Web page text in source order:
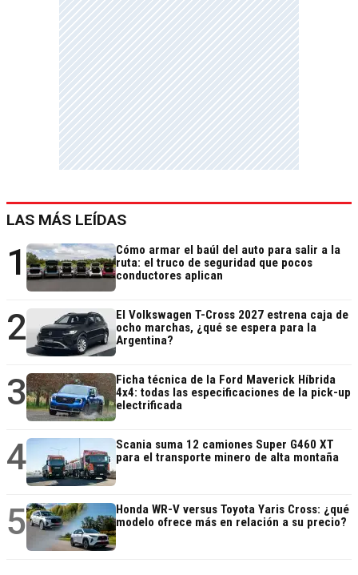
LAS MÁS LEÍDAS
1
Cómo armar el baúl del auto para salir a la
ruta: el truco de seguridad que pocos
conductores aplican
2
El Volkswagen T-Cross 2027 estrena caja de
ocho marchas, ¿qué se espera para la
Argentina?
3
Ficha técnica de la Ford Maverick Híbrida
4x4: todas las especificaciones de la pick-up
electrificada
4
Scania suma 12 camiones Super G460 XT
para el transporte minero de alta montaña
5
Honda WR-V versus Toyota Yaris Cross: ¿qué
modelo ofrece más en relación a su precio?